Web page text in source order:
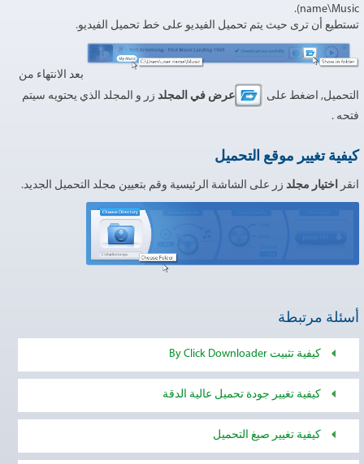
name\Music).
تستطيع أن ترى حيث يتم تحميل الفيديو على خط تحميل الفيديو.
بعد الانتهاء من
التحميل, اضغط على
عرض في المجلد زر و المجلد الذي يحتويه سيتم
فتحه .
كيفية تغيير موقع التحميل
انقراختيار مجلد زر على الشاشة الرئيسية وقم بتعيين مجلد التحميل الجديد.
أسئلة مرتبطة
كيفية تثبيت By Click Downloader
كيفية تغيير جودة تحميل عالية الدقة
كيفية تغيير صيغ التحميل